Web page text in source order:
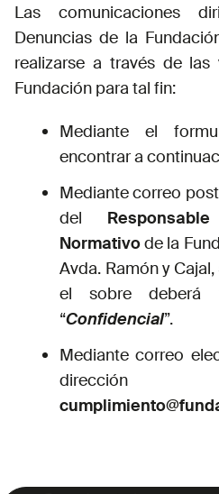
Las comunicaciones
Denuncias de la
realizarse a través de
Fundación para tal fin:
Mediante el
encontrar a
Mediante correo
del
Normativode la
Avda. Ramón y
el sobre deberá
“Confidencial”.
Mediante correo
dirección